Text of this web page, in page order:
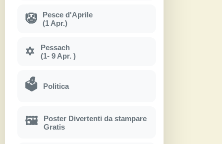
🤡
Pesce d'Aprile
(1 Apr.)
✡
Pessach
(1- 9 Apr. )
🗳 Politica
🖼
Poster Divertenti da stampare
Gratis